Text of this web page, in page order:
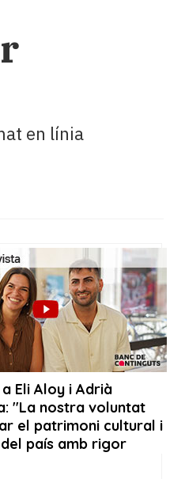
en línia